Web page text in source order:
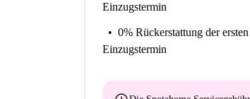
Einzugstermin
0% Rückerstattung der
Einzugstermin